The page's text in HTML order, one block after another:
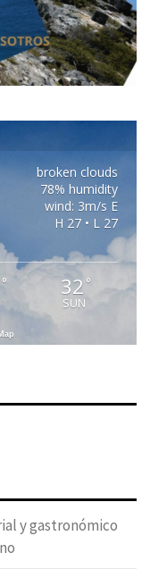
broken clouds
78% humidity
wind: 3m/s E
H 27 • L 27
° 32 °
SUN
y gastronómico